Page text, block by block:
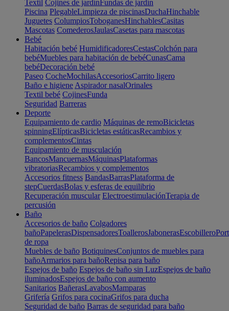
Textil Cojines de jardín Fundas de jardín
Piscina PlegableLimpieza de piscinasDuchaHinchable
Juguetes ColumpiosToboganesHinchablesCasitas
Mascotas ComederosJaulasCasetas para mascotas
Bebé
Habitación bebé HumidificadoresCestasColchón para
bebéMuebles para habitación de bebéCunasCama
bebéDecoración bebé
Paseo CocheMochilasAccesoriosCarrito ligero
Baño e higiene Aspirador nasalOrinales
Textil bebé CojinesFunda
Seguridad Barreras
Deporte
Equipamiento de cardio Máquinas de remoBicicletas
spinningElípticasBicicletas estáticasRecambios y
complementosCintas
Equipamiento de musculación
BancosMancuernasMáquinasPlataformas
vibratoriasRecambios y complementos
Accesorios fitness BandasBarrasPlataforma de
stepCuerdasBolas y esferas de equilibrio
Recuperación muscular ElectroestimulaciónTerapia de
percusión
Baño
Accesorios de baño Colgadores
bañoPapelerasDispensadoresToallerosJabonerasEscobillero
de ropa
Muebles de baño BotiquinesConjuntos de muebles para
bañoArmarios para bañoRepisa para baño
Espejos de baño Espejos de baño sin LuzEspejos de baño
iluminadosEspejos de baño con aumento
Sanitarios BañerasLavabosMamparas
Grifería Grifos para cocinaGrifos para ducha
Seguridad de baño Barras de seguridad para baño